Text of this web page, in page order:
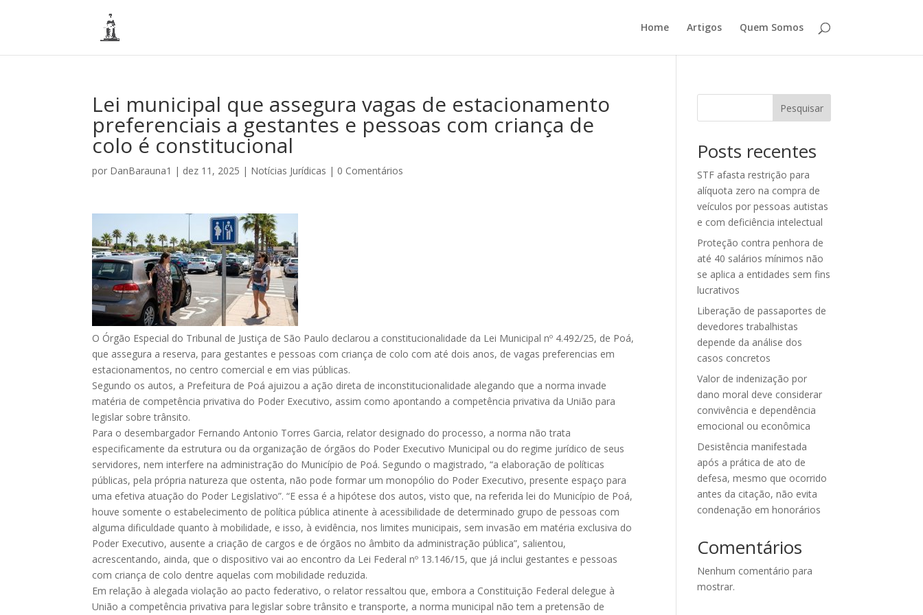
Home Artigos Quem Somos
Lei municipal que assegura vagas de estacionamento
preferenciais a gestantes e pessoas com criança de
colo é constitucional
por DanBarauna1 | dez 11, 2025 | Notícias Jurídicas | 0 Comentários
O Órgão Especial do Tribunal de Justiça de São Paulo declarou a constitucionalidade da Lei Municipal nº 4.492/25, de Poá,
que assegura a reserva, para gestantes e pessoas com criança de colo com até dois anos, de vagas preferencias em
estacionamentos, no centro comercial e em vias públicas.
Segundo os autos, a Prefeitura de Poá ajuizou a ação direta de inconstitucionalidade alegando que a norma invade
matéria de competência privativa do Poder Executivo, assim como apontando a competência privativa da União para
legislar sobre trânsito.
Para o desembargador Fernando Antonio Torres Garcia, relator designado do processo, a norma não trata
especificamente da estrutura ou da organização de órgãos do Poder Executivo Municipal ou do regime jurídico de seus
servidores, nem interfere na administração do Município de Poá. Segundo o magistrado, “a elaboração de políticas
públicas, pela própria natureza que ostenta, não pode formar um monopólio do Poder Executivo, presente espaço para
uma efetiva atuação do Poder Legislativo”. “E essa é a hipótese dos autos, visto que, na referida lei do Município de Poá,
houve somente o estabelecimento de política pública atinente à acessibilidade de determinado grupo de pessoas com
alguma dificuldade quanto à mobilidade, e isso, à evidência, nos limites municipais, sem invasão em matéria exclusiva do
Poder Executivo, ausente a criação de cargos e de órgãos no âmbito da administração pública”, salientou,
acrescentando, ainda, que o dispositivo vai ao encontro da Lei Federal nº 13.146/15, que já inclui gestantes e pessoas
com criança de colo dentre aquelas com mobilidade reduzida.
Em relação à alegada violação ao pacto federativo, o relator ressaltou que, embora a Constituição Federal delegue à
União a competência privativa para legislar sobre trânsito e transporte, a norma municipal não tem a pretensão de
Pesquisar
Posts recentes
STF afasta restrição para
alíquota zero na compra de
veículos por pessoas autistas
e com deficiência intelectual
Proteção contra penhora de
até 40 salários mínimos não
se aplica a entidades sem fins
lucrativos
Liberação de passaportes de
devedores trabalhistas
depende da análise dos
casos concretos
Valor de indenização por
dano moral deve considerar
convivência e dependência
emocional ou econômica
Desistência manifestada
após a prática de ato de
defesa, mesmo que ocorrido
antes da citação, não evita
condenação em honorários
Comentários
Nenhum comentário para
mostrar.